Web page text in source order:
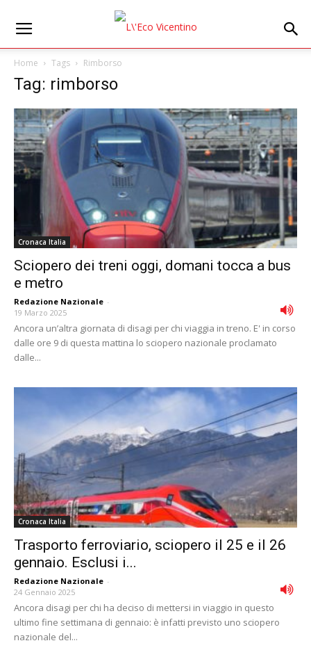
Home Tags Rimborso
Tag: rimborso
Cronaca Italia
Sciopero dei treni oggi, domani tocca a bus
e metro
Redazione Nazionale -
19 Marzo 2025
Ancora un’altra giornata di disagi per chi viaggia in treno. E' in corso
dalle ore 9 di questa mattina lo sciopero nazionale proclamato
dalle...
Cronaca Italia
Trasporto ferroviario, sciopero il 25 e il 26
gennaio. Esclusi i...
Redazione Nazionale -
24 Gennaio 2025
Ancora disagi per chi ha deciso di mettersi in viaggio in questo
ultimo fine settimana di gennaio: è infatti previsto uno sciopero
nazionale del...